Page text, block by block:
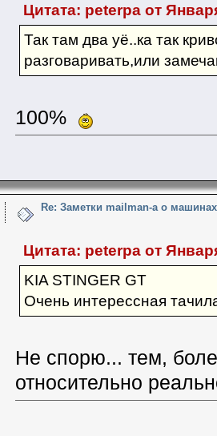
Цитата: peterpa от
Так там два уё..ка так
разговаривать,или
100%
Re: Заметки mailman-a о
Цитата: peterpa от
KIA STINGER GT
Очень интерессная
Не спорю... тем,
относительно